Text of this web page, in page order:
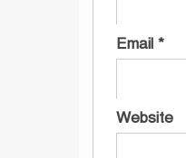
Email *
Website